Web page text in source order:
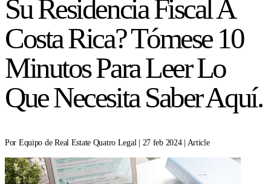
Su Residencia Fiscal A
Costa Rica? Tómese 10
Minutos Para Leer Lo
Que Necesita Saber Aquí.
Por Equipo de Real Estate Quatro Legal | 27 feb 2024 | Article